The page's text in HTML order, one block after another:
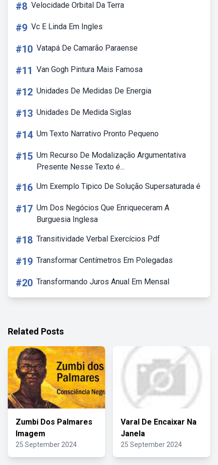
#8 Velocidade Orbital Da Terra
#9 Vc E Linda Em Ingles
#10 Vatapá De Camarão Paraense
#11 Van Gogh Pintura Mais Famosa
#12 Unidades De Medidas De Energia
#13 Unidades De Medida Siglas
#14 Um Texto Narrativo Pronto Pequeno
#15 Um Recurso De Modalização Argumentativa
Presente Nesse Texto é...
#16 Um Exemplo Tipico De Solução Supersaturada é
#17 Um Dos Negócios Que Enriqueceram A
Burguesia Inglesa
#18 Transitividade Verbal Exercícios Pdf
#19 Transformar Centímetros Em Polegadas
#20 Transformando Juros Anual Em Mensal
Related Posts
Zumbi Dos Palmares
Imagem
25 September 2024
Varal De Encaixar Na
Janela
25 September 2024